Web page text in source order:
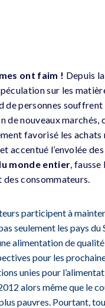
ont faim ! Depuis
sur les
personnes souffrent
de nouveaux marchés,
favorisé les achats
accentué l’envolée
monde entier, fausse
consommateurs.
participent à
seulement les pays du
alimentation de
pour les
unies pour
alors même que le
pauvres. Pourtant,